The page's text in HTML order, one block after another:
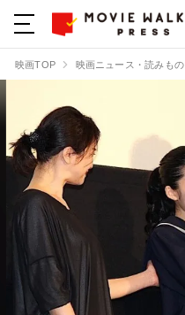
映画TOP 映画ニュース・読みもの